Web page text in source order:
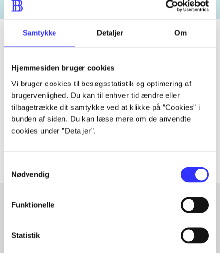
Samtykke Detaljer Om
Hjemmesiden bruger cookies
Vi bruger cookies til besøgsstatistik og optimering af
brugervenlighed. Du kan til enhver tid ændre eller
tilbagetrække dit samtykke ved at klikke på ”Cookies” i
bunden af siden. Du kan læse mere om de anvendte
cookies under ”Detaljer”.
Nødvendig
Funktionelle
Statistik
Tidsskrift
Artiklen er en del af
lorem ipsum dolor sit amet ...
Tidsskrift
Artiklerne ihandler ofte om
Fra